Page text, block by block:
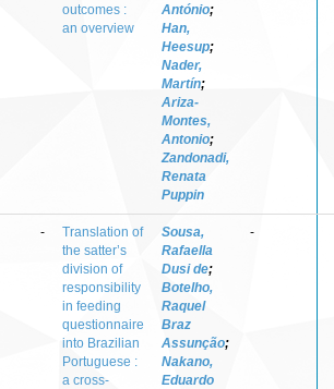
outcomes :
an overview
António;
Han,
Heesup;
Nader,
Martín;
Ariza-
Montes,
Antonio;
Zandonadi,
Renata
Puppin
-
Translation of
the satter’s
division of
responsibility
in feeding
questionnaire
into Brazilian
Portuguese :
a cross-
Sousa,
Rafaella
Dusi de;
Botelho,
Raquel
Braz
Assunção;
Nakano,
Eduardo
-